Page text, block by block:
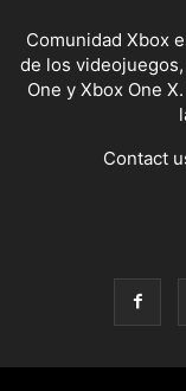
Comunidad Xbox
de los
One y Xbox One
Contact